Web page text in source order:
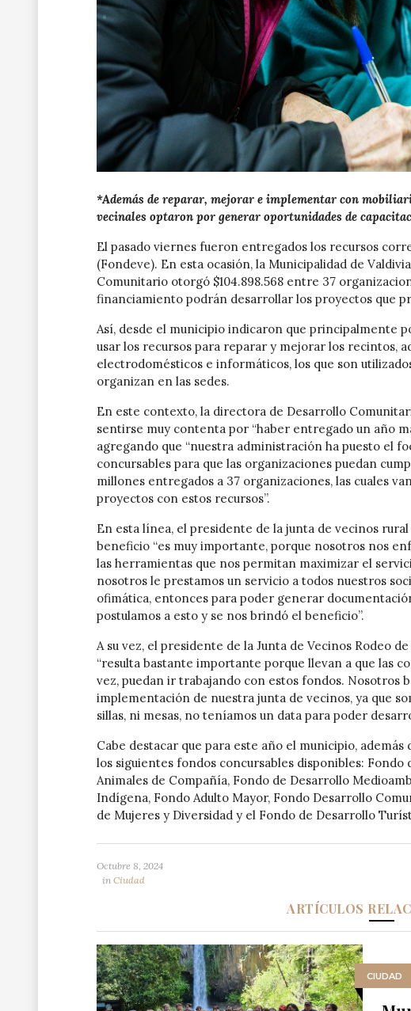
*Además de reparar, mejorar e implementar con
vecinales optaron por generar oportunidades de
El pasado viernes fueron entregados los recursos
(Fondeve). En esta ocasión, la Municipalidad de
Comunitario otorgó $104.898.568 entre 37
financiamiento podrán desarrollar los proyectos que
Así, desde el municipio indicaron que principalmente
usar los recursos para reparar y mejorar los recintos,
electrodomésticos e informáticos, los que son
organizan en las sedes.
En este contexto, la directora de Desarrollo
sentirse muy contenta por “haber entregado un año
agregando que “nuestra administración ha puesto el
concursables para que las organizaciones puedan
millones entregados a 37 organizaciones, las cuales
proyectos con estos recursos”.
En esta línea, el presidente de la junta de vecinos
beneficio “es muy importante, porque nosotros nos
las herramientas que nos permitan maximizar el
nosotros le prestamos un servicio a todos nuestros
ofimática, entonces para poder generar
postulamos a esto y se nos brindó el beneficio”.
A su vez, el presidente de la Junta de Vecinos Rodeo
“resulta bastante importante porque llevan a que las
vez, puedan ir trabajando con estos fondos. Nosotros
implementación de nuestra junta de vecinos, ya que
sillas, ni mesas, no teníamos un data para poder
Cabe destacar que para este año el municipio,
los siguientes fondos concursables disponibles: Fondo
Animales de Compañía, Fondo de Desarrollo
Indígena, Fondo Adulto Mayor, Fondo Desarrollo
de Mujeres y Diversidad y el Fondo de Desarrollo
Octubre 8, 2024
in Ciudad
ARTÍCULOS
CIUDAD